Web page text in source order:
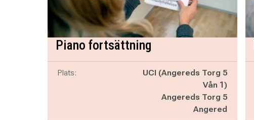
Piano fortsättning
Plats:
UCI (Angereds Torg 5
Vån 1)
Angereds Torg 5
Angered